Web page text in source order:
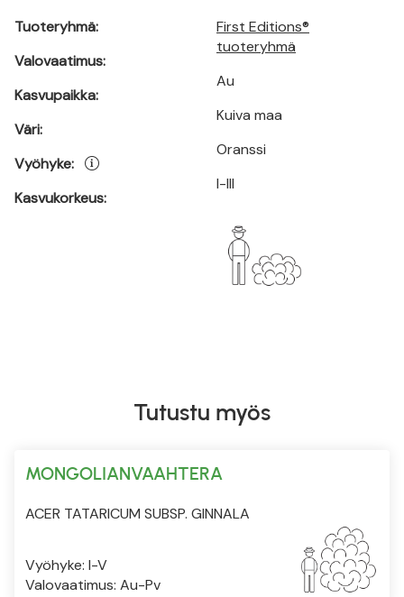
Tuoteryhmä:
Valovaatimus:
Kasvupaikka:
Väri:
Vyöhyke:
Kasvukorkeus:
First Editions®
tuoteryhmä
Au
Kuiva maa
Oranssi
I-III
Tutustu myös
MONGOLIANVAAHTERA
ACER TATARICUM SUBSP. GINNALA
Vyöhyke: I-V
Valovaatimus: Au-Pv